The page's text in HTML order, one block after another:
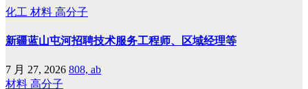
化工 材料 高分子
新疆蓝山屯河招聘技术服务工程师、区域经理等
7 月 27, 2026 808, ab
材料 高分子